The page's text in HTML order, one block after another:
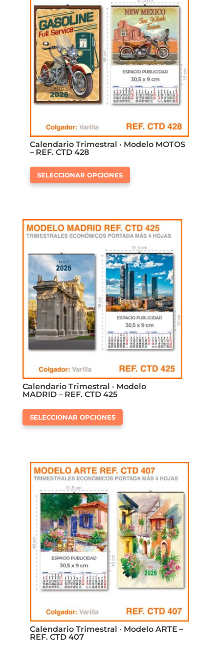
Calendario Trimestral · Modelo MOTOS
– REF. CTD 428
SELECCIONAR OPCIONES
Este
variantes.
Las
se
pueden
elegir
en
la
página
de
producto
Calendario Trimestral · Modelo
MADRID – REF. CTD 425
SELECCIONAR OPCIONES
Este
Las
se
pueden
elegir
en
la
página
de
producto
Calendario Trimestral · Modelo ARTE –
REF. CTD 407